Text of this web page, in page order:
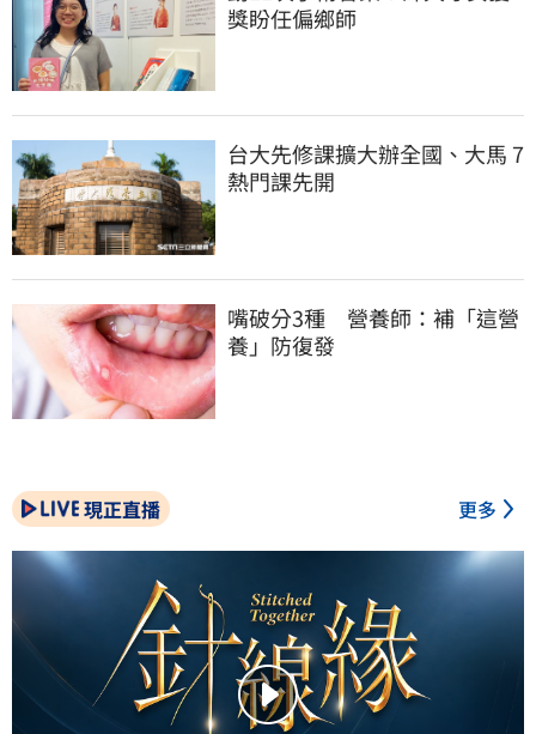
獎盼任偏鄉師
台大先修課擴大辦全國、大馬 7
熱門課先開
嘴破分3種　營養師：補「這營
養」防復發
現正直播 更多